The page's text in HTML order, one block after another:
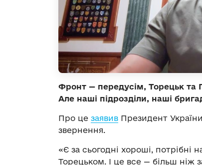
Фронт — передусім, Торецьк та
Але наші підрозділи, наші
Про це заявив Президент
звернення.
«Є за сьогодні хороші, потрібні
Торецьком. І це все — більш ніж